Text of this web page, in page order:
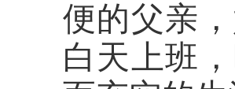
便的父亲
白天上班